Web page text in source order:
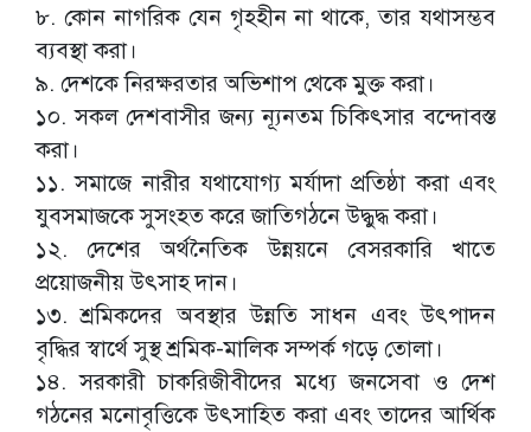
৮. কোন নাগরিক যেন গৃহহীন না থাকে, তার যথাসম্ভব
ব্যবস্থা করা।
৯. দেশকে নিরক্ষরতার অভিশাপ থেকে মুক্ত করা।
১০. সকল দেশবাসীর জন্য ন্যূনতম চিকিৎসার বন্দোবস্ত
করা।
১১. সমাজে নারীর যথাযোগ্য মর্যাদা প্রতিষ্ঠা করা এবং
যুবসমাজকে সুসংহত করে জাতিগঠনে উদ্ধুদ্ধ করা।
১২. দেশের অর্থনৈতিক উন্নয়নে বেসরকারি খাতে
প্রয়োজনীয় উৎসাহ দান।
১৩. শ্রমিকদের অবস্থার উন্নতি সাধন এবং উৎপাদন
বৃদ্ধির স্বার্থে সুস্থ শ্রমিক-মালিক সম্পর্ক গড়ে তোলা।
১৪. সরকারী চাকরিজীবীদের মধ্যে জনসেবা ও দেশ
গঠনের মনোবৃত্তিকে উৎসাহিত করা এবং তাদের আর্থিক